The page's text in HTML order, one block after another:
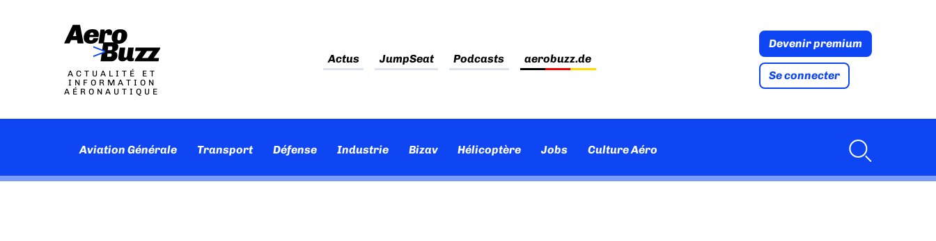
ACTUALITÉ ET
INFORMATION
AÉRONAUTIQUE
Actus JumpSeat Podcasts aerobuzz.de
Devenir premium
Se connecter
Aviation Générale Transport Défense Industrie Bizav Hélicoptère Jobs Culture Aéro